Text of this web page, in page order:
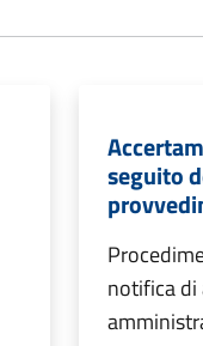
seguito
notifica